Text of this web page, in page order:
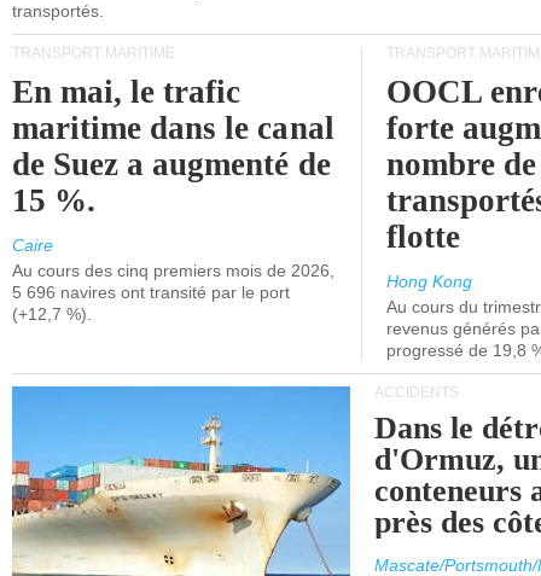
transportés.
TRANSPORT MARITIME
En mai, le trafic
maritime dans le canal
de Suez a augmenté de
15 %.
Caire
Au cours des cinq premiers mois de 2026,
5 696 navires ont transité par le port
(+12,7 %).
TRANSPORT
OOCL
forte
nombre
flotte
Hong Kong
Au cours du
revenus générés
progressé de 19,8
ACCIDENTS
Dans le
d'Ormuz,
conteneurs
près des
Mascate/